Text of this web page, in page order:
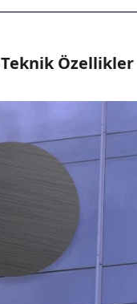
Teknik Özellikler